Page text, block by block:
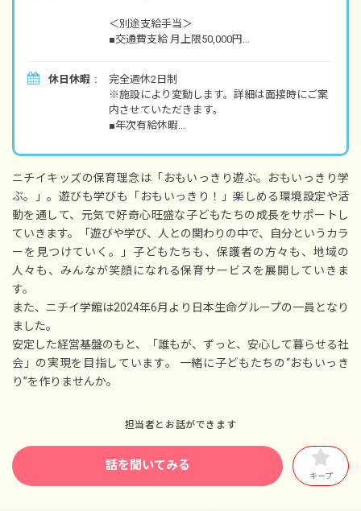
＜別途支給手当＞
■交通費支給 月上限50,000円
■時間外手当
■昇給（年1回）
■賞与年3回（6月／12月／3月）2024年実績：全
※経験・能力・会社業績によります
※評価期間中に基準に満たす勤務実績がない等
の事情がある場合は支給額が0円になります
※試用期間3カ月／同条件
休日休暇
完全週休2日制
※施設により変動します。詳細は面接時にご案
内させていただきます。
■年次有給休暇
■結婚休暇
■忌引休暇
■生理休暇
■産前産後休暇
■育児休暇
■入社時特別休暇（3日）
■サポート休暇（条件あり）
■子の看護休暇
■介護休暇
■家族愛休暇
※年間休日122日以上
ニチイキッズの保育理念は「おもいっきり遊ぶ。おもいっきり学
ぶ。」。遊びも学びも「おもいっきり！」楽しめる環境設定や活
動を通して、元気で好奇心旺盛な子どもたちの成長をサポートし
ていきます。「遊びや学び、人との関わりの中で、自分というカラ
ーを見つけていく。」子どもたちも、保護者の方々も、地域の
人々も、みんなが笑顔になれる保育サービスを展開していきま
す。
また、ニチイ学館は2024年6月より日本生命グループの一員となり
ました。
安定した経営基盤のもと、「誰もが、ずっと、安心して暮らせる社
会」の実現を目指しています。 一緒に子どもたちの“おもいっき
り”を作りませんか。
担当者とお話ができます
話を聞いてみる
キープ